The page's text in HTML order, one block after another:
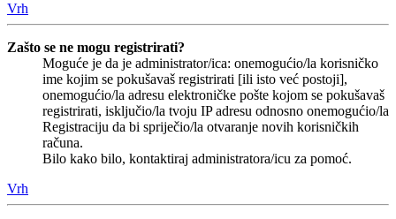
Vrh
Zašto se ne mogu registrirati?
Moguće je da je administrator/ica: onemogućio/la korisničko
ime kojim se pokušavaš registrirati [ili isto već postoji],
onemogućio/la adresu elektroničke pošte kojom se pokušavaš
registrirati, isključio/la tvoju IP adresu odnosno onemogućio/la
Registraciju da bi spriječio/la otvaranje novih korisničkih
računa.
Bilo kako bilo, kontaktiraj administratora/icu za pomoć.
Vrh